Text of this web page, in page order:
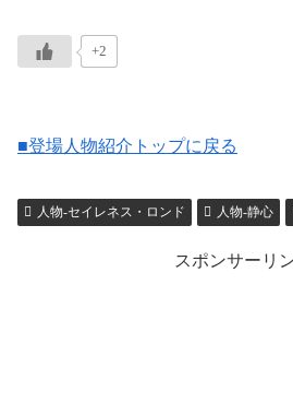
+2
■登場人物紹介トップに戻る
人物-セイレネス・ロンド 人物-静心
スポンサーリ